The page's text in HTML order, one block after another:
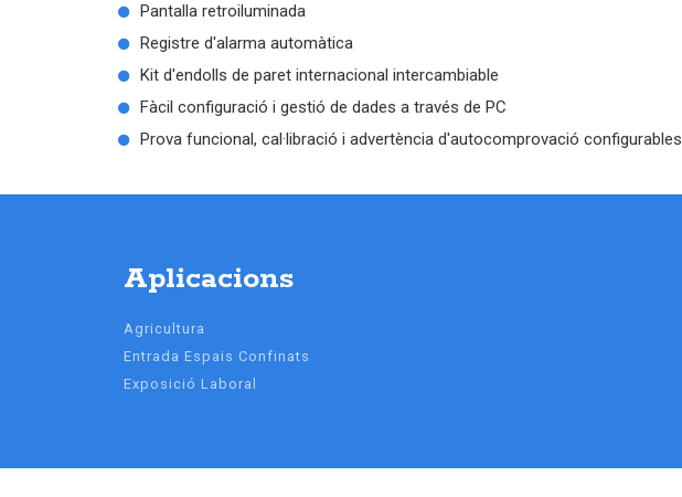
Pantalla retroiluminada
Registre d'alarma automàtica
Kit d'endolls de paret internacional intercambiable
Fàcil configuració i gestió de dades a través de PC
Prova funcional, cal·libració i advertència d'autocomprovació configurables
Aplicacions
Agricultura
Entrada Espais Confinats
Exposició Laboral